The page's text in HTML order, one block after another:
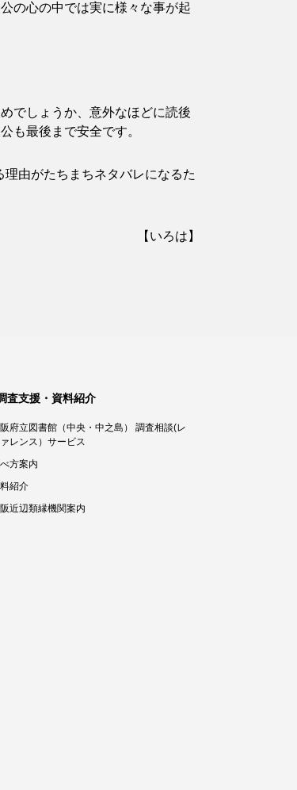
の心の中では実に様々な事が起
でしょうか、意外なほどに読後
も最後まで安全です。
由がたちまちネタバレになるた
【いろは】
査支援・資料紹介
府立図書館（中央・中之島） 調査相談(レ
レンス）サービス
方案内
紹介
近辺類縁機関案内